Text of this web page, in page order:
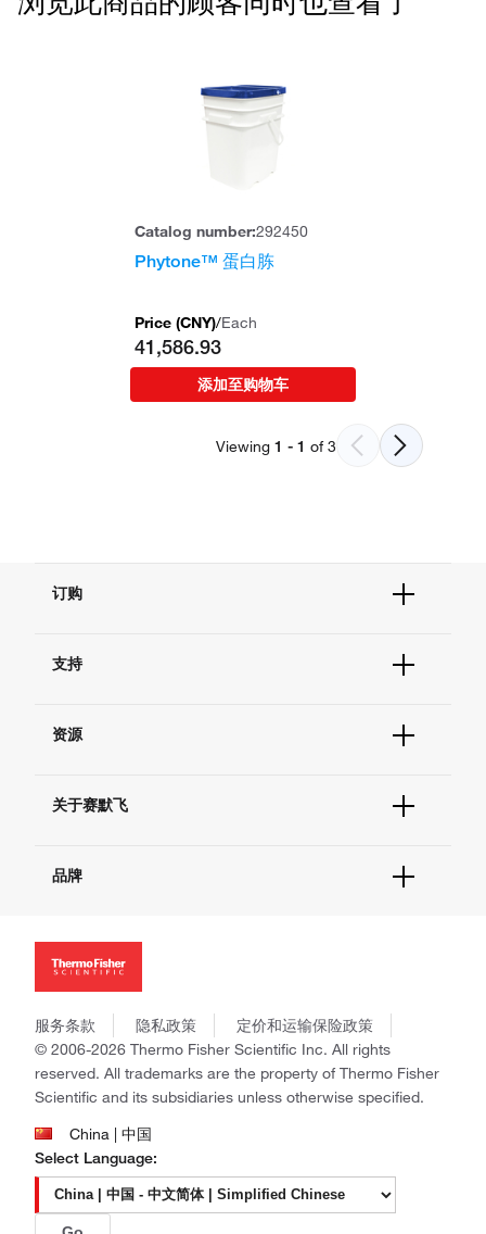
Catalog number:292450
Phytone™ 蛋白胨
Price (CNY)/Each
41,586.93
添加至购物车
Viewing 1 - 1 of3
订购
订单状态查询
订单支持
现货供应中心
支持
联系我们 - 400 820 8982
查找文件&证书
资源
学习中心
促销
社交媒体
关于赛默飞
招聘
新闻
社会责任
商标
政策和通知
品牌
Applied Biosystems
Ion Torrent
Unity Lab Services
Patheon
服务条款 隐私政策
定价和运输保险政策
© 2006-2026 Thermo Fisher Scientific Inc. All rights
reserved. All trademarks are the property of Thermo Fisher
Scientific and its subsidiaries unless otherwise specified.
China | 中国
Select Language: